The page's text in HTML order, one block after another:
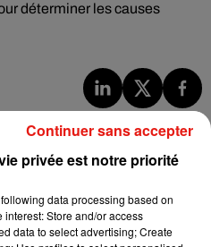
déterminer les causes
nouveau clip
privée est notre priorité
data processing based on
Store and/or access
data to select advertising; Create
Continuer sans accepter